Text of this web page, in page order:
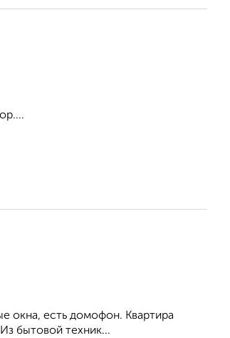
окна, есть домофон. Квартира
бытовой техник...